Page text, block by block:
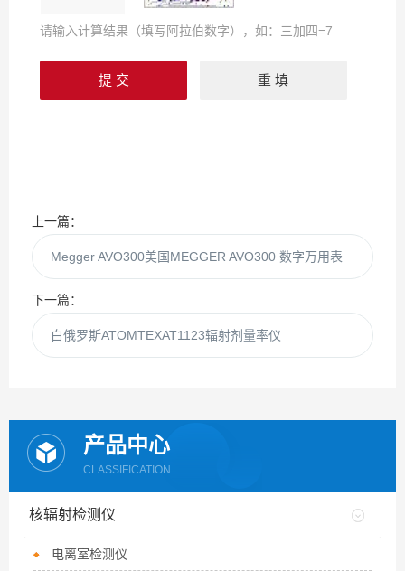
请输入计算结果（填写阿拉伯数字），如：三加四=7
上一篇：
Megger AVO300美国MEGGER AVO300 数字万用表
下一篇：
白俄罗斯ATOMTEXAT1123辐射剂量率仪
产品中心
CLASSIFICATION
核辐射检测仪
电离室检测仪